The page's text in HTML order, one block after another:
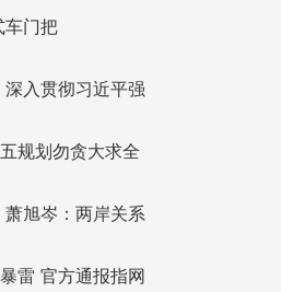
车门把
入贯彻习近平强
规划勿贪大求全
旭岑：两岸关系
雷 官方通报指网